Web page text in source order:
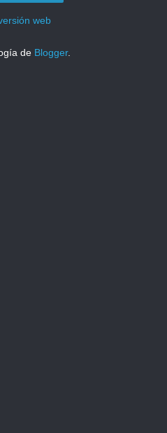
web
de Blogger.